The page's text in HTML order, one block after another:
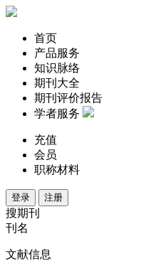
首页
产品服务
知识脉络
期刊大全
期刊评价报告
学者服务
充值
会员
职称材料
登录 注册
搜期刊
刊名
文献信息